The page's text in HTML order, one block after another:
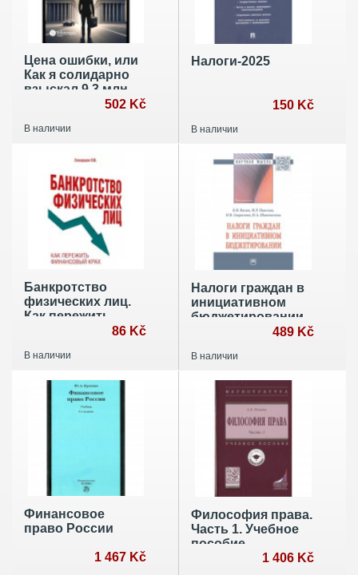
Цена ошибки, или
Как я солидарно
взыскал 9,3 млн.
рублей убытков с
банков страны
502 Kč
В наличии
Налоги-2025
150 Kč
В наличии
Банкротство
физических лиц.
Как пережить
финансовый крах
86 Kč
В наличии
Налоги граждан в
инициативном
бюджетировании.
489 Kč
В наличии
Финансовое
право России
1 467 Kč
Философия права.
Часть 1. Учебное
пособие
1 406 Kč